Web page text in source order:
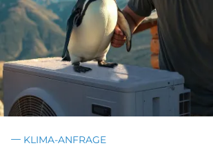
KLIMA-ANFRAGE